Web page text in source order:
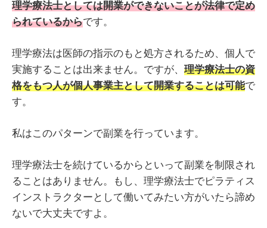
理学療法士としては開業ができないことが法律で定め
られているからです。
理学療法は医師の指示のもと処方されるため、個人で
実施することは出来ません。ですが、 理学療法士の資
格をもつ人が個人事業主として開業することは可能で
す。
私はこのパターンで副業を行っています。
理学療法士を続けているからといって副業を制限され
ることはありません。もし、理学療法士でピラティス
インストラクターとして働いてみたい方がいたら諦め
ないで大丈夫ですよ。